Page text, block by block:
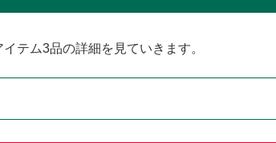
テム3品の詳細を見ていきます。